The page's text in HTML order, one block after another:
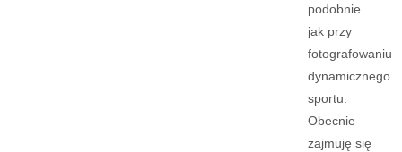
podobnie
jak przy
fotografowaniu
dynamicznego
sportu.
Obecnie
zajmuję się